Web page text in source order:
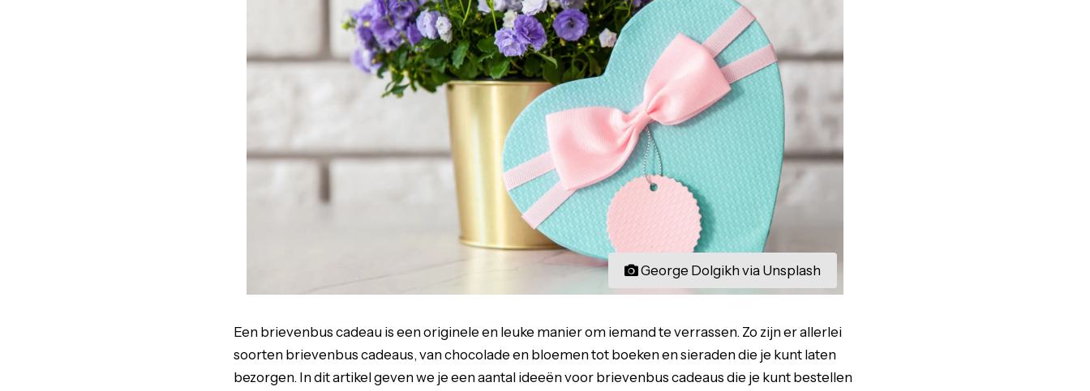
George Dolgikh via Unsplash
Een brievenbus cadeau is een originele en leuke manier om iemand te verrassen. Zo zijn er allerlei
soorten brievenbus cadeaus, van chocolade en bloemen tot boeken en sieraden die je kunt laten
bezorgen. In dit artikel geven we je een aantal ideeën voor brievenbus cadeaus die je kunt bestellen